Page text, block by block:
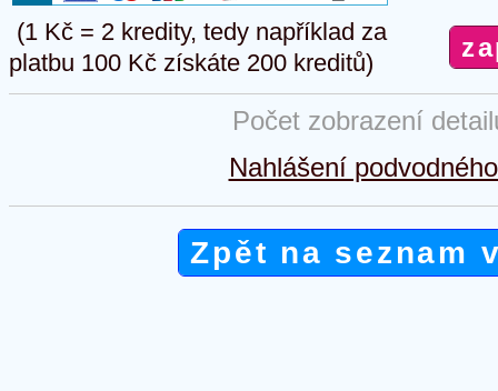
(1 Kč = 2 kredity, tedy například za
platbu 100 Kč získáte 200 kreditů)
Počet zobrazení
Nahlášení
Zpět na seznam